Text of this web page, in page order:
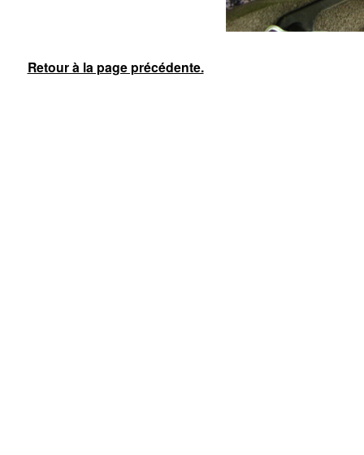
Retour à la page précédente.